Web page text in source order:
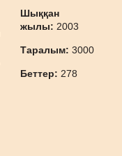
Шыққан
жылы: 2003
Таралым:3000
Беттер: 278